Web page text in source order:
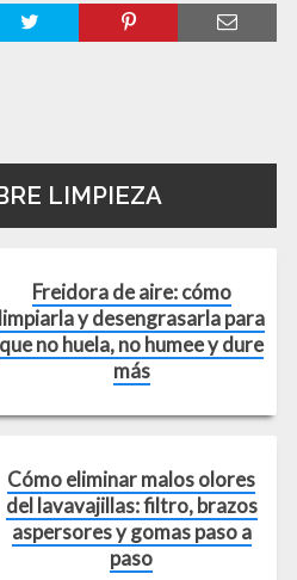
LIMPIEZA
Freidora de aire: cómo
limpiarla y desengrasarla para
que no huela, no humee y dure
más
Cómo eliminar malos olores
del lavavajillas: filtro, brazos
aspersores y gomas paso a
paso